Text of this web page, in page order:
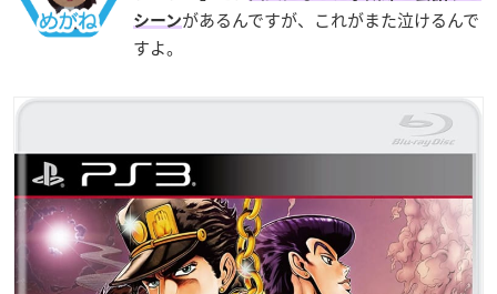
シーンがあるんですが、これがまた泣けるんで
すよ。